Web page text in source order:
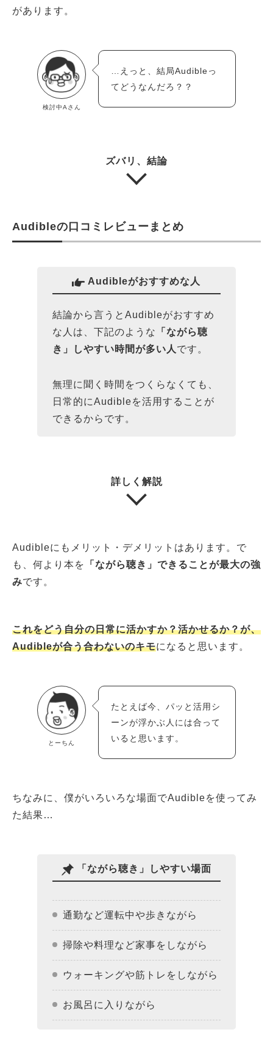
があります。
検討中Aさん
…えっと、結局Audibleっ
てどうなんだろ？？
ズバリ、結論
Audibleの口コミレビューまとめ
Audibleがおすすめな人
結論から言うとAudibleがおすすめ
な人は、下記のような
「ながら聴
き」しやすい時間が多い人 です。
無理に聞く時間をつくらなくても、
日常的にAudibleを活用することが
できるからです。
詳しく解説
Audibleにもメリット・デメリットはあります。で
も、何より本を
「ながら聴き」できることが最大の強
みです。
これをどう自分の日常に活かすか？活かせるか？が、
Audibleが合う合わないのキモになると思います。
とーちん
たとえば今、パッと活用シ
ーンが浮かぶ人には合って
いると思います。
ちなみに、僕がいろいろな場面でAudibleを使ってみ
た結果…
「ながら聴き」しやすい場面
通勤など運転中や歩きながら
掃除や料理など家事をしながら
ウォーキングや筋トレをしながら
お風呂に入りながら